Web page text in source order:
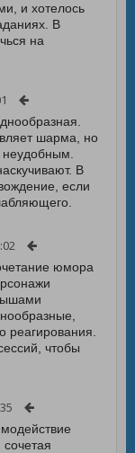
и хотелось
В
на
шарма, но
В
если
юмора
реагирования.
чтобы